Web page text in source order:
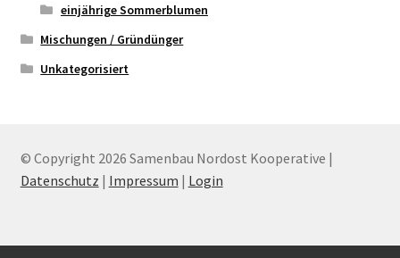
einjährige Sommerblumen
Mischungen / Gründünger
Unkategorisiert
© Copyright 2026 Samenbau Nordost Kooperative |
Datenschutz | Impressum | Login